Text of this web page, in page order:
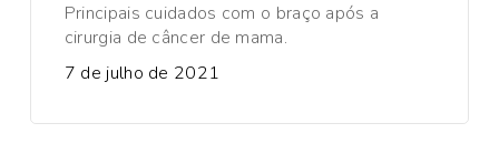
Principais cuidados com o braço após a
cirurgia de câncer de mama.
7 de julho de 2021